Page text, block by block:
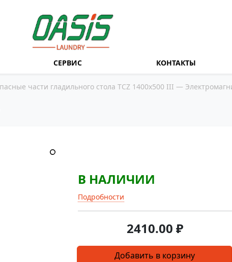
СЕРВИС КОНТАКТЫ
части гладильного стола TCZ 1400х500 III —
В НАЛИЧИИ
Подробности
2410.00 ₽
Количество
Добавить в корзину